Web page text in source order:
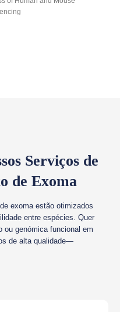
Serviços de
de Exoma
exoma estão otimizados
entre espécies. Quer
ou genómica funcional em
de alta qualidade—